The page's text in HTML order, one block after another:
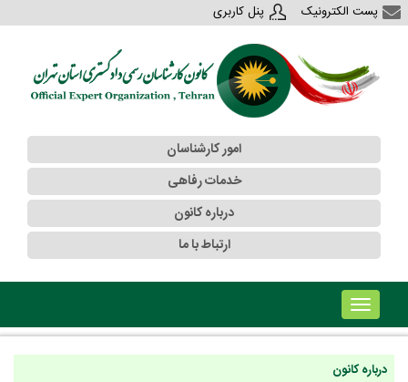
پست الکترونیک پنل کاربری
امور کارشناسان
خدمات رفاهی
درباره کانون
ارتباط با ما
!!!b۱!!!
درباره کانون